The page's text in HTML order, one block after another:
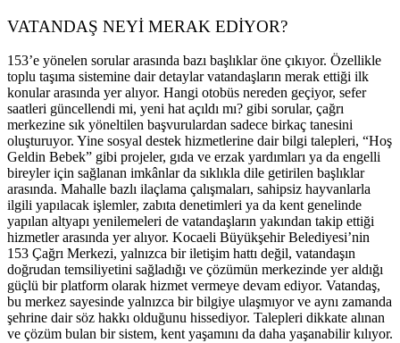
VATANDAŞ NEYİ MERAK EDİYOR?
153’e yönelen sorular arasında bazı başlıklar öne çıkıyor. Özellikle
toplu taşıma sistemine dair detaylar vatandaşların merak ettiği ilk
konular arasında yer alıyor. Hangi otobüs nereden geçiyor, sefer
saatleri güncellendi mi, yeni hat açıldı mı? gibi sorular, çağrı
merkezine sık yöneltilen başvurulardan sadece birkaç tanesini
oluşturuyor. Yine sosyal destek hizmetlerine dair bilgi talepleri, “Hoş
Geldin Bebek” gibi projeler, gıda ve erzak yardımları ya da engelli
bireyler için sağlanan imkânlar da sıklıkla dile getirilen başlıklar
arasında. Mahalle bazlı ilaçlama çalışmaları, sahipsiz hayvanlarla
ilgili yapılacak işlemler, zabıta denetimleri ya da kent genelinde
yapılan altyapı yenilemeleri de vatandaşların yakından takip ettiği
hizmetler arasında yer alıyor. Kocaeli Büyükşehir Belediyesi’nin
153 Çağrı Merkezi, yalnızca bir iletişim hattı değil, vatandaşın
doğrudan temsiliyetini sağladığı ve çözümün merkezinde yer aldığı
güçlü bir platform olarak hizmet vermeye devam ediyor. Vatandaş,
bu merkez sayesinde yalnızca bir bilgiye ulaşmıyor ve aynı zamanda
şehrine dair söz hakkı olduğunu hissediyor. Talepleri dikkate alınan
ve çözüm bulan bir sistem, kent yaşamını da daha yaşanabilir kılıyor.